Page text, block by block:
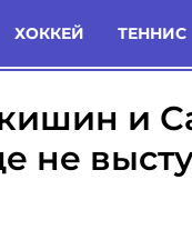
ХОККЕЙ ТЕННИС
Комменты
и
не